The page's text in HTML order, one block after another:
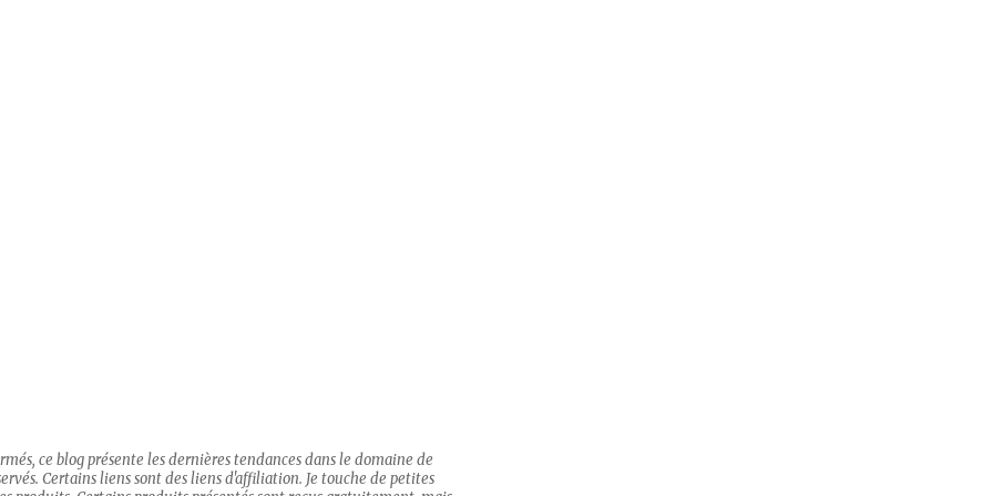
ce blog présente les dernières tendances dans le domaine de
Certains liens sont des liens d'affiliation. Je touche de petites